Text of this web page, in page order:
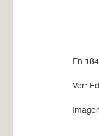
En
Ver: